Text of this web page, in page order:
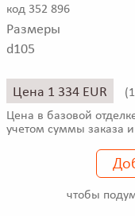
код 352 896
Размеры
d105
Цена 1 334 EUR (
Цена в базовой
учетом суммы заказа
чтобы